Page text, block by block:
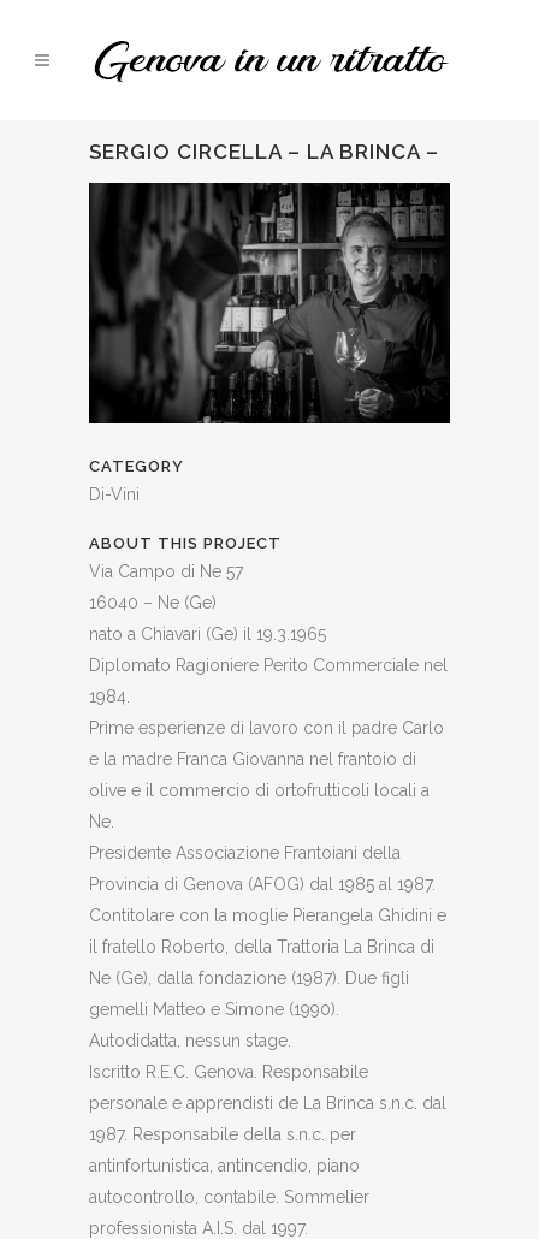
SERGIO CIRCELLA – LA BRINCA –
CATEGORY
Di-Vini
ABOUT THIS PROJECT
Via Campo di Ne 57
16040 – Ne (Ge)
nato a Chiavari (Ge) il 19.3.1965
Diplomato Ragioniere Perito Commerciale nel
1984.
Prime esperienze di lavoro con il padre Carlo
e la madre Franca Giovanna nel frantoio di
olive e il commercio di ortofrutticoli locali a
Ne.
Presidente Associazione Frantoiani della
Provincia di Genova (AFOG) dal 1985 al 1987.
Contitolare con la moglie Pierangela Ghidini e
il fratello Roberto, della Trattoria La Brinca di
Ne (Ge), dalla fondazione (1987). Due figli
gemelli Matteo e Simone (1990).
Autodidatta, nessun stage.
Iscritto R.E.C. Genova. Responsabile
personale e apprendisti de La Brinca s.n.c. dal
1987. Responsabile della s.n.c. per
antinfortunistica, antincendio, piano
autocontrollo, contabile. Sommelier
professionista A.I.S. dal 1997.